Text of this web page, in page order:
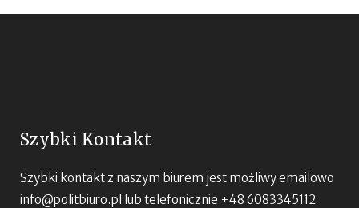
Szybki Kontakt
Szybki kontakt z naszym biurem jest możliwy emailowo
info@politbiuro.pl
lub telefonicznie +48 6083345112